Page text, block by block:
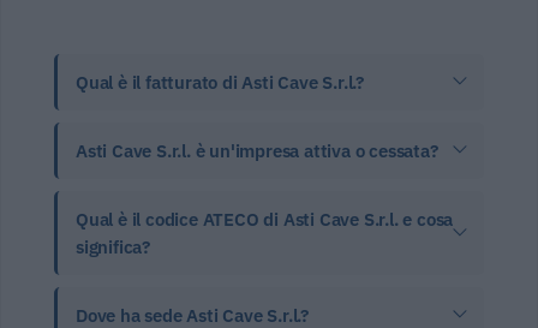
Qual è il fatturato di Asti Cave S.r.l.?
Asti Cave S.r.l. è un'impresa attiva o cessata?
Qual è il codice ATECO di Asti Cave S.r.l. e cosa
significa?
Dove ha sede Asti Cave S.r.l.?